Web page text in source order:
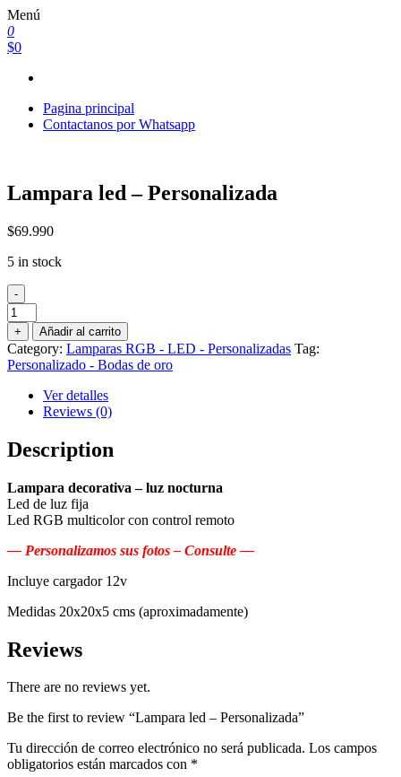
Saltar
al
contenido
Menú
0
$0
Pagina principal
Contactanos por Whatsapp
Lampara led – Personalizada
$69.990
5 in stock
-
Lampara
led
-
Personalizada
quantity
+ Añadir al carrito
Category: Lamparas RGB - LED - Personalizadas Tag:
Personalizado - Bodas de oro
Ver detalles
Reviews (0)
Description
Lampara decorativa – luz nocturna
Led de luz fija
Led RGB multicolor con control remoto
— Personalizamos sus fotos – Consulte —
Incluye cargador 12v
Medidas 20x20x5 cms (aproximadamente)
Reviews
There are no reviews yet.
Be the first to review “Lampara led – Personalizada”
Tu dirección de correo electrónico no será publicada. Los campos
obligatorios están marcados con *